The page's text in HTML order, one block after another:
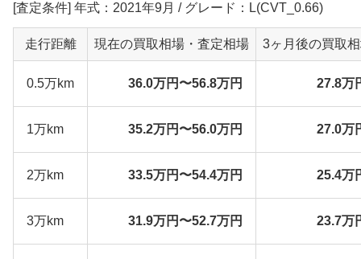
[査定条件] 年式：2021年9月 / グレード：L(CVT_0.66)
走行距離 現在の買取相場・査定相場 3ヶ月後の買取
0.5万km 36.0万円〜56.8万円 27.8万
1万km 35.2万円〜56.0万円 27.0万
2万km 33.5万円〜54.4万円 25.4万
3万km 31.9万円〜52.7万円 23.7万